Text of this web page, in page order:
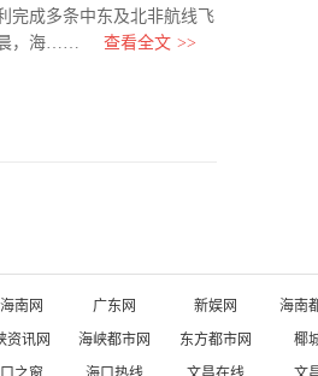
成多条中东及北非航线飞
，海……
查看全文 >>
南网 广东网 新娱网 海南
资讯网 海峡都市网 东方都市网 椰